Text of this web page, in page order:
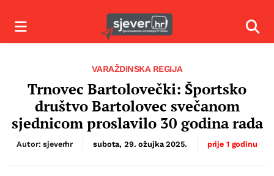
Izbornik
VARAŽDINSKA REGIJA
Trnovec Bartolovečki: Športsko
društvo Bartolovec svečanom
sjednicom proslavilo 30 godina rada
Autor: sjeverhr subota, 29. ožujka 2025. prije 1 godinu